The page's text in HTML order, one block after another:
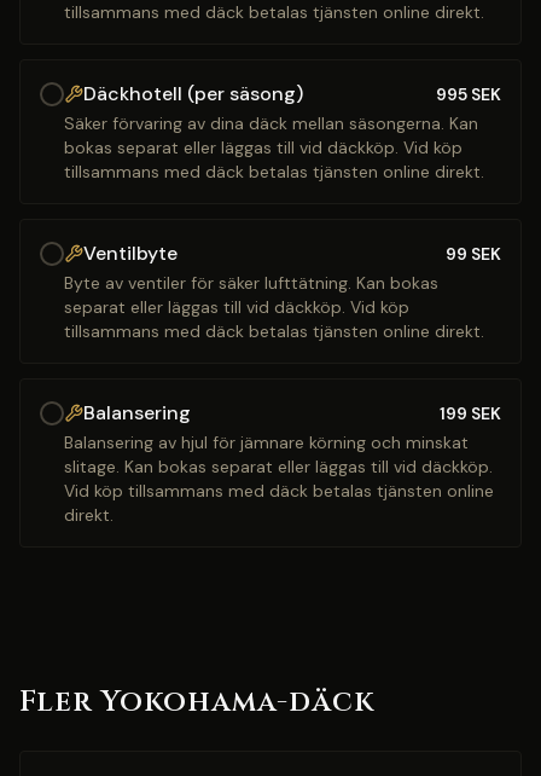
tillsammans med däck betalas tjänsten online direkt.
Däckhotell (per säsong) 995 SEK
Säker förvaring av dina däck mellan säsongerna. Kan
bokas separat eller läggas till vid däckköp. Vid köp
tillsammans med däck betalas tjänsten online direkt.
Ventilbyte 99 SEK
Byte av ventiler för säker lufttätning. Kan bokas
separat eller läggas till vid däckköp. Vid köp
tillsammans med däck betalas tjänsten online direkt.
Balansering 199 SEK
Balansering av hjul för jämnare körning och minskat
slitage. Kan bokas separat eller läggas till vid däckköp.
Vid köp tillsammans med däck betalas tjänsten online
direkt.
Fler Yokohama-däck